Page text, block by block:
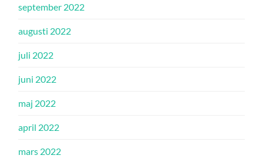
september 2022
augusti 2022
juli 2022
juni 2022
maj 2022
april 2022
mars 2022